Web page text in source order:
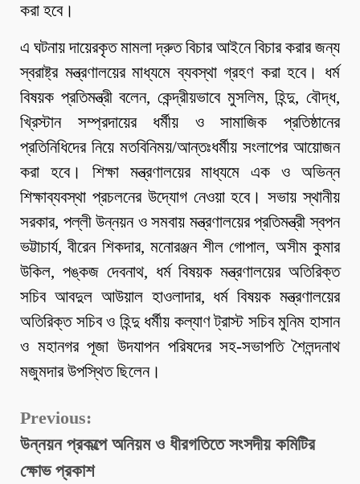
করা হবে।
এ ঘটনায় দায়েরকৃত মামলা দ্রুত বিচার আইনে বিচার করার জন্য
স্বরাষ্ট্র মন্ত্রণালয়ের মাধ্যমে ব্যবস্থা গ্রহণ করা হবে। ধর্ম
বিষয়ক প্রতিমন্ত্রী বলেন, কেন্দ্রীয়ভাবে মুসলিম, হিন্দু, বৌদ্ধ,
খ্রিস্টান সম্প্রদায়ের ধর্মীয় ও সামাজিক প্রতিষ্ঠানের
প্রতিনিধিদের নিয়ে মতবিনিময়/আন্তঃধর্মীয় সংলাপের আয়োজন
করা হবে। শিক্ষা মন্ত্রণালয়ের মাধ্যমে এক ও অভিন্ন
শিক্ষাব্যবস্থা প্রচলনের উদ্যোগ নেওয়া হবে। সভায় স্থানীয়
সরকার, পল্লী উন্নয়ন ও সমবায় মন্ত্রণালয়ের প্রতিমন্ত্রী স্বপন
ভট্টাচার্য, বীরেন শিকদার, মনোরঞ্জন শীল গোপাল, অসীম কুমার
উকিল, পঙ্কজ দেবনাথ, ধর্ম বিষয়ক মন্ত্রণালয়ের অতিরিক্ত
সচিব আবদুল আউয়াল হাওলাদার, ধর্ম বিষয়ক মন্ত্রণালয়ের
অতিরিক্ত সচিব ও হিন্দু ধর্মীয় কল্যাণ ট্রাস্ট সচিব মুনিম হাসান
ও মহানগর পূজা উদযাপন পরিষদের সহ-সভাপতি শৈলন্দনাথ
মজুমদার উপস্থিত ছিলেন।
Continue
Reading
Previous:
উন্নয়ন প্রকল্পে অনিয়ম ও ধীরগতিতে সংসদীয় কমিটির
ক্ষোভ প্রকাশ